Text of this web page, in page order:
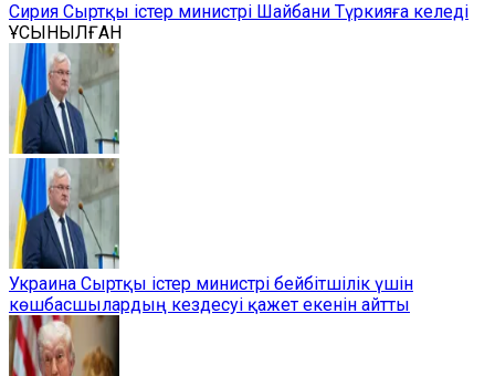
Сирия Сыртқы істер министрі Шайбани Түркияға келеді
ҰСЫНЫЛҒАН
Украина Сыртқы істер министрі бейбітшілік үшін
көшбасшылардың кездесуі қажет екенін айтты